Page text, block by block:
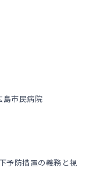
島市民病院
予防措置の義務と視